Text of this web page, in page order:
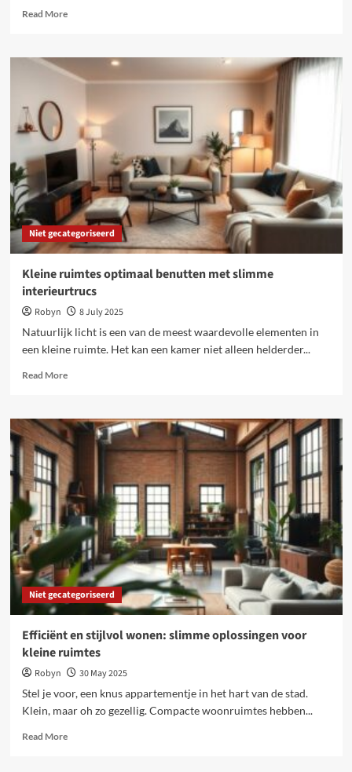
Read MoreRead
Ontdek
de
veelzijdigheid
EPDM
dakbedekking
Niet gecategoriseerd
Kleine ruimtes optimaal benutten met slimme
interieurtrucs
Robyn
8 July 2025
Natuurlijk licht is een van de meest waardevolle elementen in
een kleine ruimte. Het kan een kamer niet alleen helderder...
Read MoreRead
Kleine
ruimtes
optimaal
met
slimme
interieurtrucs
Niet gecategoriseerd
Efficiënt en stijlvol wonen: slimme oplossingen voor
kleine ruimtes
Robyn
30 May 2025
Stel je voor, een knus appartementje in het hart van de stad.
Klein, maar oh zo gezellig. Compacte woonruimtes hebben...
Read MoreRead